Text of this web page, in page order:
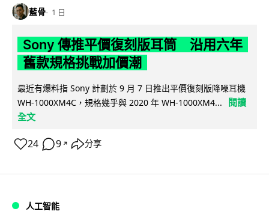
藍骨 1 日
Sony 傳推平價復刻版耳筒 沿用六年
舊款規格挑戰加價潮
最近有爆料指 Sony 計劃於 9 月 7 日推出平價復刻版降噪耳機
WH-1000XM4C，規格幾乎與 2020 年 WH-1000XM4...
閱讀
全文
24 9 ↗ 分享
人工智能